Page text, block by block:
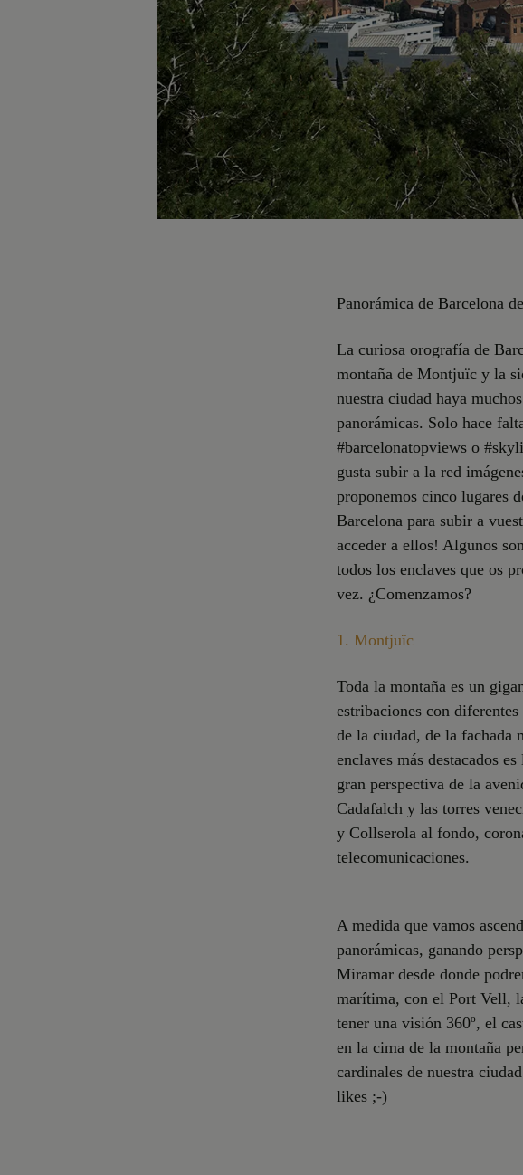
Panorámica de Barcelona
La curiosa orografía de
montaña de Montjuïc y la
nuestra ciudad haya
panorámicas. Solo hace
#barcelonatopviews o
gusta subir a la red
proponemos cinco lugares
Barcelona para subir a
acceder a ellos! Algunos
todos los enclaves que os
vez. ¿Comenzamos?
1. Montjuïc
Toda la montaña es un
estribaciones con
de la ciudad, de la
enclaves más destacados
gran perspectiva de la
Cadafalch y las torres
y Collserola al fondo,
telecomunicaciones.
A medida que vamos
panorámicas, ganando
Miramar desde donde
marítima, con el Port Vell,
tener una visión 360º, el
en la cima de la montaña
cardinales de nuestra
likes ;-)